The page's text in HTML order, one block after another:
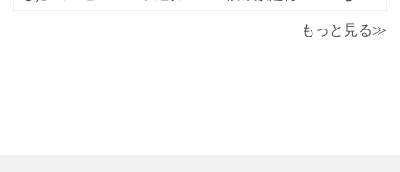
もっと見る≫